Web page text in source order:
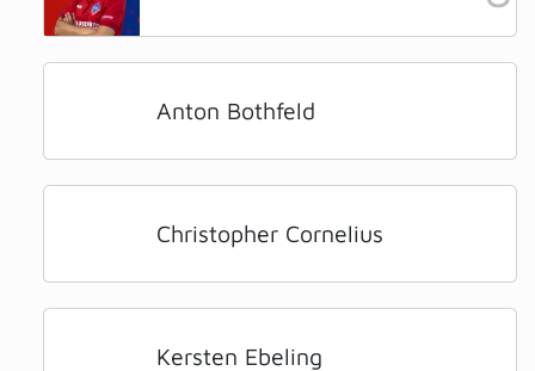
Anton Bothfeld
Christopher Cornelius
Kersten Ebeling